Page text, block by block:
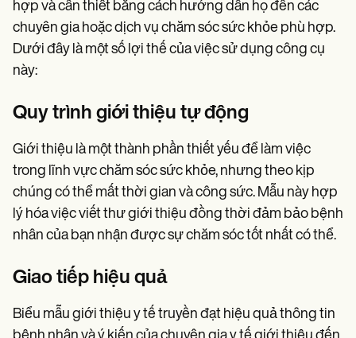
hợp và cần thiết bằng cách hướng dẫn họ đến các
chuyên gia hoặc dịch vụ chăm sóc sức khỏe phù hợp.
Dưới đây là một số lợi thế của việc sử dụng công cụ
này:
Quy trình giới thiệu tự động
Giới thiệu là một thành phần thiết yếu để làm việc
trong lĩnh vực chăm sóc sức khỏe, nhưng theo kịp
chúng có thể mất thời gian và công sức. Mẫu này hợp
lý hóa việc viết thư giới thiệu đồng thời đảm bảo bệnh
nhân của bạn nhận được sự chăm sóc tốt nhất có thể.
Giao tiếp hiệu quả
Biểu mẫu giới thiệu y tế truyền đạt hiệu quả thông tin